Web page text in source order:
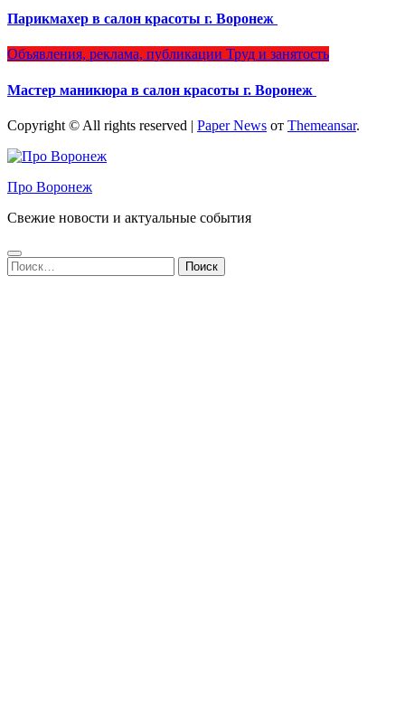
Парикмахер в салон красоты г. Воронеж
Объявления, реклама, публикации Труд и занятость
Мастер маникюра в салон красоты г. Воронеж
Copyright © All rights reserved | Paper News от Themeansar.
Про Воронеж
Свежие новости и актуальные события
Найти: